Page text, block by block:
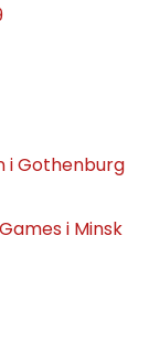
i Gothenburg
i Minsk